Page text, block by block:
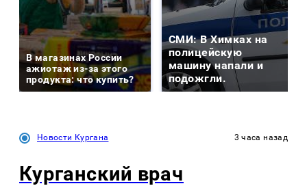
В магазинах России
ажиотаж из-за этого
продукта: что купить?
СМИ: В Химках на
полицейскую
машину напали и
подожгли.
Новости Кургана 3 часа назад
Курганский врач